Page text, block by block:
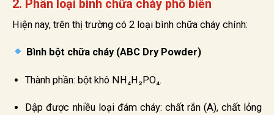
2. Phân loại bình chữa cháy phổ biến
Hiện nay, trên thị trường có 2 loại bình chữa cháy chính:
Bình bột chữa cháy (ABC Dry Powder)
Thành phần: bột khô NH₄H₂PO₄.
Dập được nhiều loại đám cháy: chất rắn (A), chất lỏng